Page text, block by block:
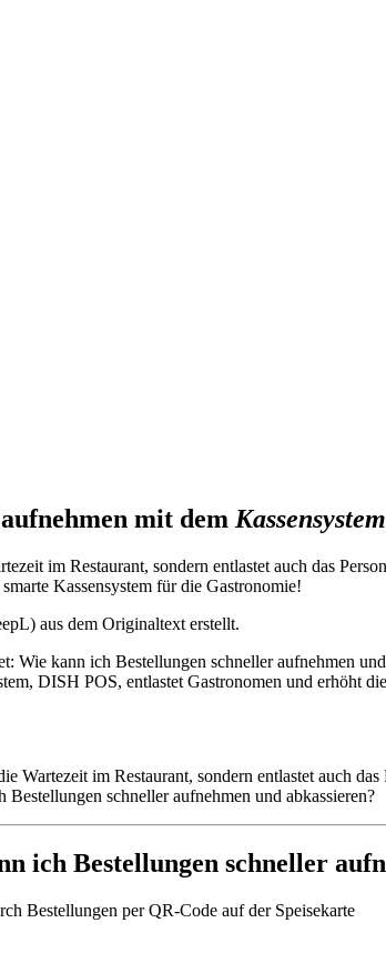
mit dem Kassensystem
im Restaurant, sondern entlastet auch das
Kassensystem für die Gastronomie!
aus dem Originaltext erstellt.
Wie kann ich Bestellungen schneller aufnehmen und
Wartezeit im Restaurant, sondern entlastet auch
ich Bestellungen schneller
Bestellungen per QR-Code auf der Speisekarte